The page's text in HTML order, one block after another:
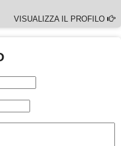
VISUALIZZA IL PROFILO